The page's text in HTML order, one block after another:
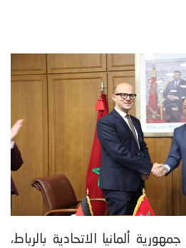
ألمانيا الاتحادية بالرباط،